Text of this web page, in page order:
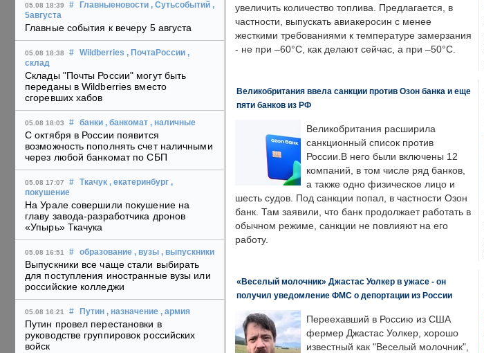
05.08 18:39 # Главныеновости , Сутьсобытий ,
5августа
Главные события к вечеру 5 августа
05.08 18:38 # Wildberries , ПочтаРоссии ,
склад
Склады "Почты России" могут быть
переданы в Wildberries вместо
сгоревших хабов
05.08 18:03 # банки , банкомат , наличные
С октября в России появится
возможность пополнять счет наличными
через любой банкомат по СБП
05.08 17:07 # Ткачук , екатеринбург ,
покушение
На Урале совершили покушение на
главу завода-разработчика дронов
«Упырь» Ткачука
05.08 16:51 # образование , вузы , выпускники
Выпускники все чаще стали выбирать
для поступления иностранные вузы или
российские колледжи
05.08 16:21 # Путин , назначение , армия
Путин провел перестановки в
руководстве группировок российских
войск
увеличить количество топлива. Предлагается, в
частности, выпускать авиакеросин с менее
жесткими требованиями к температуре замерзания
- не при –60°C, как делают сейчас, а при –50°C.
Великобритания ввела санкции против Озон банка и еще
пяти банков из РФ
Великобритания расширила
санкционный список против
России.В него были включены 12
компаний, в том числе ряд банков,
а также одно физическое лицо и
шесть судов. Под санкции попал, в частности Озон
банк. Там заявили, что банк продолжает работать в
обычном режиме, санкции не повлияют на его
работу.
«Веселый молочник» Джастас Уолкер в ужасе - он
получил уведомление ФМС о депортации из России
Переехавший в Россию из США
фермер Джастас Уолкер, хорошо
известный как "Веселый молочник",